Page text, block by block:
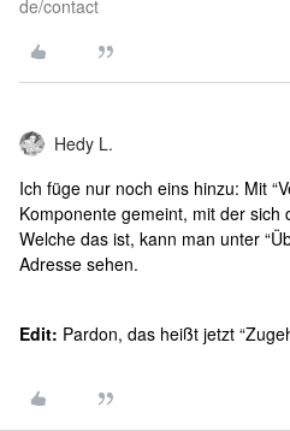
de/contact
Hedy L.
Ich füge nur noch eins hinzu: Mit
Komponente gemeint, mit der sich
Welche das ist, kann man unter
Adresse sehen.
Edit: Pardon, das heißt jetzt